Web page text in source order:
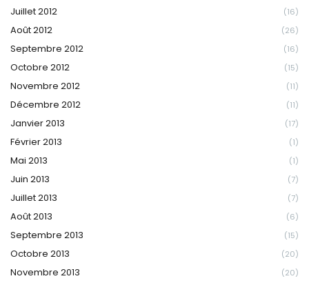
Juillet 2012 (16)
Août 2012 (26)
Septembre 2012 (16)
Octobre 2012 (15)
Novembre 2012 (11)
Décembre 2012 (11)
Janvier 2013 (17)
Février 2013 (1)
Mai 2013 (1)
Juin 2013 (7)
Juillet 2013 (7)
Août 2013 (6)
Septembre 2013 (15)
Octobre 2013 (20)
Novembre 2013 (20)